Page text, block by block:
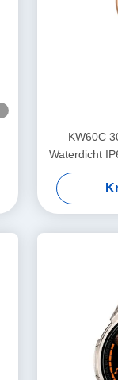
KW60C
Waterdicht
scherm